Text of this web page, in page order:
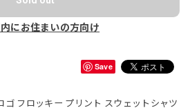
内にお住まいの方向け
Save
ゴ フロッキー プリント スウェットシャツ